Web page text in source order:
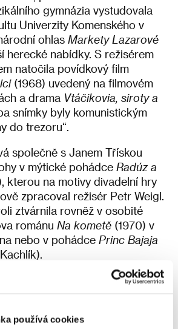
používá cookies
gymnázia vystudovala
Univerzity Komenského v
ohlas Markety Lazarové
herecké nabídky. S režisérem
natočila povídkový film
(1968) uvedený na filmovém
a drama Vtáčikovia, siroty a
snímky byly komunistickým
do trezoru“.
společně s Janem Třískou
v mýtické pohádce Radúz a
kterou na motivy divadelní hry
zpracoval režisér Petr Weigl.
ztvárnila rovněž v osobité
románu Na kometě(1970) v
nebo v pohádce Princ Bajaja
studiu začala účinkovat v
Jirešem natočila životopisný